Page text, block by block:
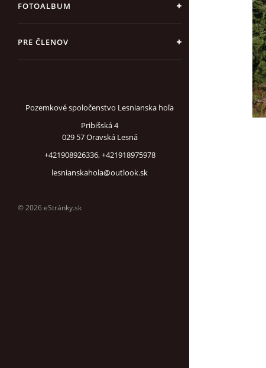
FOTOALBUM
PRE ČLENOV
Pozemkové spoločenstvo Lesnianska hoľa
Pribišská 4
029 57 Oravská Lesná
+421908926336, +421918975978
lesnianskahola@outlook.sk
© 2026 eStránky.sk